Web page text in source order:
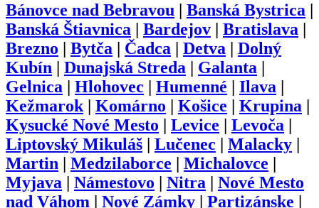
Bánovce nad Bebravou Banská Bystrica
Banská Štiavnica
Bardejov Bratislava
Brezno
Bytča Čadca Detva
Dolný
Kubín
Dunajská Streda Galanta
Gelnica
Hlohovec Humenné Ilava
Kežmarok| Komárno Košice Krupina
Kysucké Nové Mesto
Levice Levoča
Liptovský Mikuláš
Lučenec Malacky
Martin
Medzilaborce Michalovce
Myjava
Námestovo Nitra
Nové Mesto
nad Váhom
Nové Zámky Partizánske